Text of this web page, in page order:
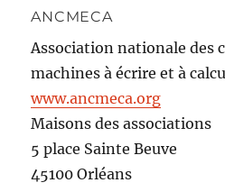
ANCMECA
Association nationale des
machines à écrire et à
www.ancmeca.org
Maisons des associations
5 place Sainte Beuve
45100 Orléans